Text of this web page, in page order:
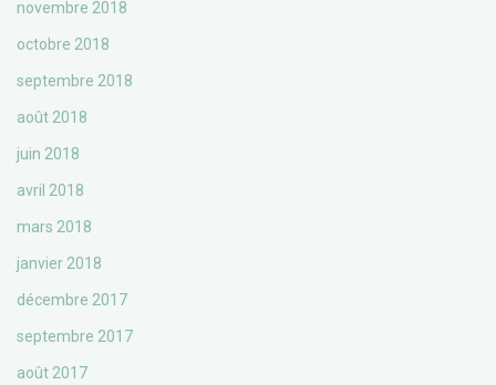
novembre 2018
octobre 2018
septembre 2018
août 2018
juin 2018
avril 2018
mars 2018
janvier 2018
décembre 2017
septembre 2017
août 2017